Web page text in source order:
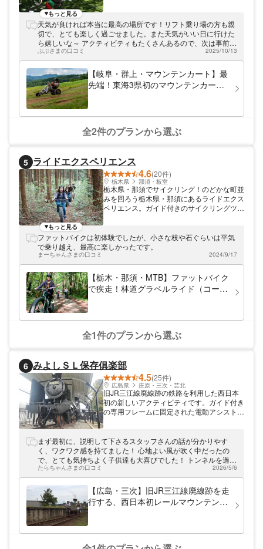
魅力のひるがの高原。最高の時間を提供する
ことをモットーに、ジップラインなどのアク
ティビティを提供いたします。森の息吹を感
じながら、ひるがの高原の魅力をたっぷりと
満喫してください。 気分は空飛ぶヒーロ
ー！ひるがの高原の空を舞う ジップライン
とは、スタート地点とゴール地点の間に張ら
れたワイヤーロープを、プーリーと呼ばれる
長144メートル以上の長いコースを含む全6
コースをご用意。ご家族と、お友達と、ひる
がの高原の森へ飛び込んでみませんか。 ま
てください！
もっと見る
天気が良ければ本当に最高の場所です！リフト乗り場の方も親
切で、とても楽しく過ごせました。また天気がいい日に行けた
ら嬉しいな～ アクティビティもたくさんあるので、次は事前に
予約して楽しみたいと思います！
ぷぷさまの口コミ 2025/10/13
【岐阜・群上・マウンテンカート】最
先端！東海3県初のマウンテンカート
全2件のプランから選ぶ
5 ライドエクスペリエンス
4.6(20件)
栃木県 那須・板室
栃木県・那須でサイクリング！のどかな町並
みを回ろう栃木県・那須にあるライドエクス
ペリエンス。ガイド付きのサイクリングツア
イドなど、様々なツアーをご用意してお待ち
しております！
もっと見る
ファットバイクは初体験でしたが、小さな枝や石ぐらいは平気
で乗り越え、最高に楽しかったです。
まーちゃんさまの口コミ 2024/9/17
【栃木・那須・MTB】ファットバイク
で疾走！林道グラベルライド（コーヒ
全1件のプランから選ぶ
6 みよしＳＬ保存俱楽部
4.5(25件)
広島県 庄原・三次・芸北
旧JR三江線廃線跡の鉄路を利用した西日本
初の新しいアクティビティです。ガイド付き
の専用フレームに固定された電動アシスト付
ません。レール継ぎ目のガタン、ガタンと鳴
る音と振動、そして四季折々の風景と風を感
じる非日常を楽しんでください。
まず最初に、説明して下さるスタッフさんの話が分かりやす
く、ワクワク感を持てました！ 心地よい風が吹く中だったの
で、とても気持ちよく子供達も大喜びでした！ トンネルを過ぎ
て、橋を渡れたらもっと良かったなと思いました！ いい思い出
になりました！
たらちゃんさまの口コミ 2026/5/6
【広島・三次】旧JR三江線廃線跡を走
行する、西日本初レールマウンテンバ